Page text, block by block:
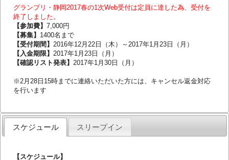
グランプリ・静岡2017春の1次Web受付は定員に達した為、受付を
終了しました。
【参加費】 7,000円
【募集】 1400名まで
【受付期間】 2016年12月22日（木）～2017年1月23日（月）
【入金期限】 2017年1月23日（月）
【確認リスト発表】 2017年1月30日（月）
※2月28日15時までに連絡いただいた方には、キャンセル返金対応
を行います
スケジュール スリープイン
【スケジュール】